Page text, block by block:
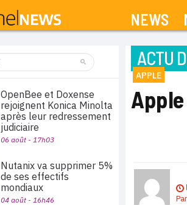
NEWS
ACTU
APPLE
OpenBee et Doxense
rejoignent Konica Minolta
après leur redressement
judiciaire
06 août - 17h03
Nutanix va supprimer 5%
de ses effectifs
mondiaux
04 août - 16h46